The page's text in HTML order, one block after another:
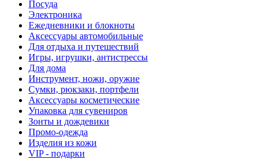
Посуда
Электроника
Ежедневники и блокноты
Аксессуары автомобильные
Для отдыха и путешествий
Игры, игрушки, антистрессы
Для дома
Инструмент, ножи, оружие
Сумки, рюкзаки, портфели
Аксессуары косметические
Упаковка для сувениров
Зонты и дождевики
Промо-одежда
Изделия из кожи
VIP - подарки